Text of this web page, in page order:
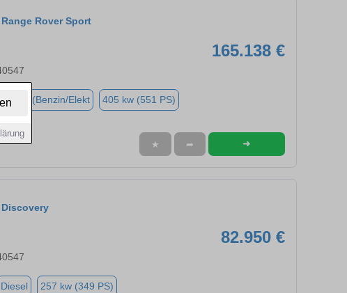
Rover Sport
165.138 €
Hybrid (Benzin/Elekt 405 kw (551 PS)
★ ➦ ➜
82.950 €
Diesel 257 kw (349 PS)